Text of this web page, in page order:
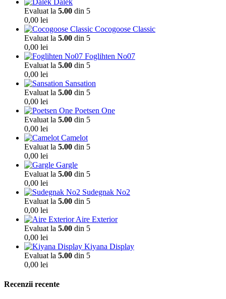
Evaluat la 5.00 din 5
0,00 lei
Cocogoose Classic
Evaluat la 5.00 din 5
0,00 lei
Foglihten No07
Evaluat la 5.00 din 5
0,00 lei
Sansation
Evaluat la 5.00 din 5
0,00 lei
Poetsen One
Evaluat la 5.00 din 5
0,00 lei
Camelot
Evaluat la 5.00 din 5
0,00 lei
Gargle
Evaluat la 5.00 din 5
0,00 lei
Sudegnak No2
Evaluat la 5.00 din 5
0,00 lei
Aire Exterior
Evaluat la 5.00 din 5
0,00 lei
Kiyana Display
Evaluat la 5.00 din 5
0,00 lei
Recenzii recente